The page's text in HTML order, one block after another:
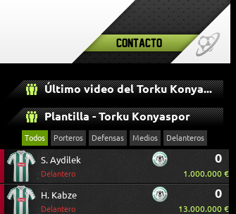
Contacto
Último video del Torku Konyaspor
Plantilla - Torku Konyaspor
Todos Porteros Defensas Medios Delanteros
S. Aydilek
Delantero
0
1.000.000 €
H. Kabze
Delantero
0
13.000.000 €